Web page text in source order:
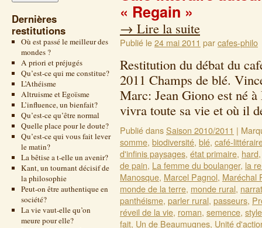
Dernières
restitutions
Où est passé le meilleur des
mondes ?
A priori et préjugés
Qu’est-ce qui me constitue?
L’Athéisme
Altruisme et Egoïsme
L’influence, un bienfait?
Qu’est-ce qu’être normal
Quelle place pour le doute?
Qu’est-ce qui vous fait lever
le matin?
La bêtise a t-elle un avenir?
Kant, un tournant décisif de
la philosophie
Peut-on être authentique en
société?
La vie vaut-elle qu’on
meure pour elle?
« Regain »
→ Lire la suite
Publié le24 mai 2011 parcafes-philo
Restitution du débat du
2011 Champs de blé.
Marc: Jean Giono est né
vivra toute sa vie et où il
Publié dansSaison 2010/2011 |
somme, biodiversité, blé, café-
d'infinis paysages, état primaire, hard
de pain, La femme du boulanger, la
Manosque, Marcel Pagnol, Maréchal
monde de la terre, monde rural,
panthéisme, parler rural, passeurs,
réveil de la vie, roman, semence, style
fait, Un de Beaumugnes, Unité